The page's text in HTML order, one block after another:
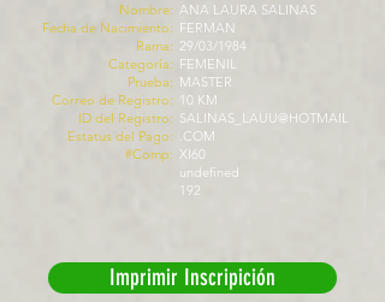
Nombre:
Fecha de Nacimiento:
Rama:
Categoría:
Prueba:
Correo de Registro:
ID del Registro:
Estatus del Pago:
#Comp:
ANA LAURA SALINAS
FERMAN
29/03/1984
FEMENIL
MASTER
10 KM
SALINAS_LAUU@HOTMAIL
.COM
XI60
undefined
192
Imprimir Inscripición